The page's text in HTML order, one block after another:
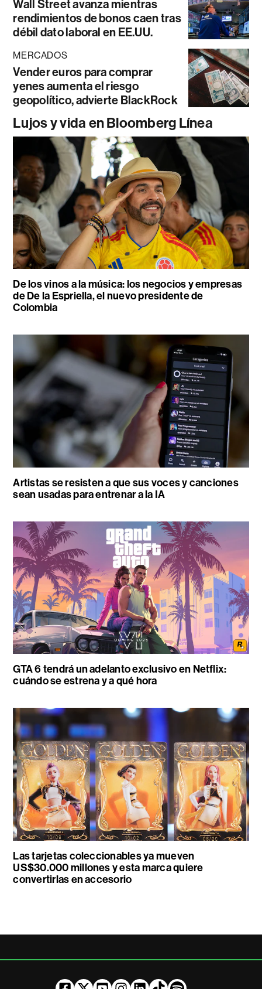
Wall Street avanza mientras
rendimientos de bonos caen tras
débil dato laboral en EE.UU.
MERCADOS
Vender euros para comprar
yenes aumenta el riesgo
geopolítico, advierte BlackRock
Lujos y vida en Bloomberg Línea
De los vinos a la música: los negocios y empresas
de De la Espriella, el nuevo presidente de
Colombia
Artistas se resisten a que sus voces y canciones
sean usadas para entrenar a la IA
GTA 6 tendrá un adelanto exclusivo en Netflix:
cuándo se estrena y a qué hora
Las tarjetas coleccionables ya mueven
US$30.000 millones y esta marca quiere
convertirlas en accesorio